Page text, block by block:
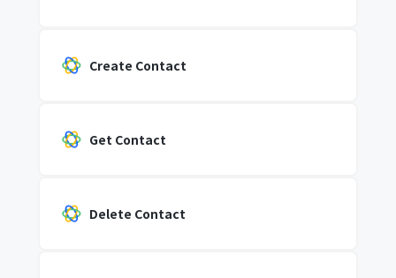
Create Contact
Get Contact
Delete Contact